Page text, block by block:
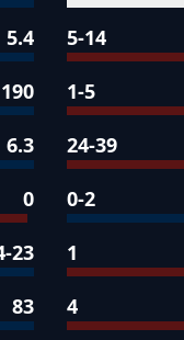
5.4
190
6.3
0
23
83
5-14
1-5
24-39
0-2
1
4